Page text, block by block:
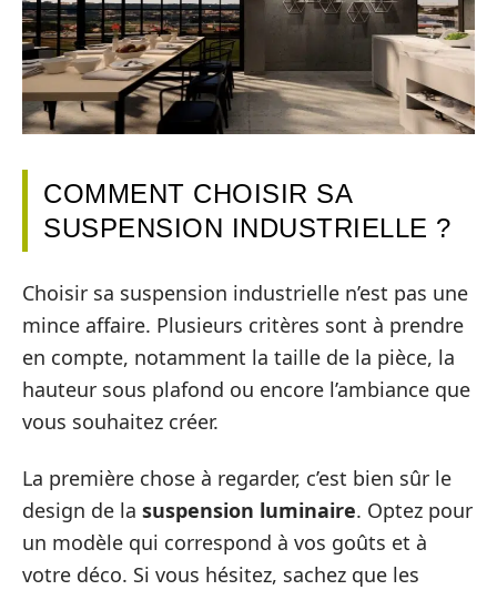
COMMENT CHOISIR SA
SUSPENSION INDUSTRIELLE ?
Choisir sa suspension industrielle n’est pas une
mince affaire. Plusieurs critères sont à prendre
en compte, notamment la taille de la pièce, la
hauteur sous plafond ou encore l’ambiance que
vous souhaitez créer.
La première chose à regarder, c’est bien sûr le
design de la suspension luminaire. Optez pour
un modèle qui correspond à vos goûts et à
votre déco. Si vous hésitez, sachez que les